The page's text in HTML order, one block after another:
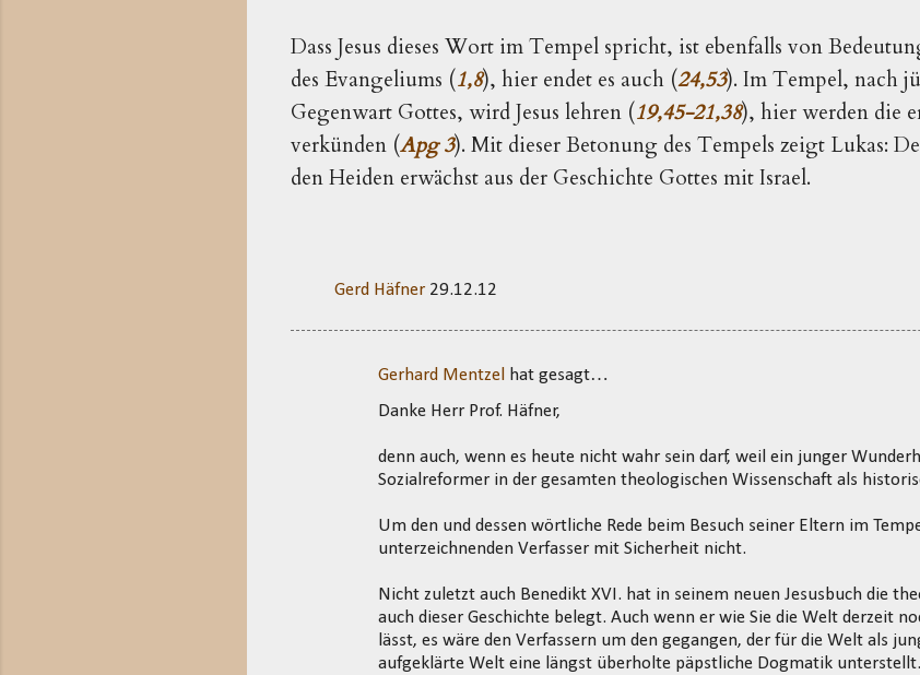
Dass Jesus dieses Wort im Tempel spricht, ist ebenfalls von
des Evangeliums (1,8), hier endet es auch (24,53). Im Tempel, nach
Gegenwart Gottes, wird Jesus lehren (19,45-21,38), hier werden die
verkünden (Apg 3). Mit dieser Betonung des Tempels zeigt Lukas:
den Heiden erwächst aus der Geschichte Gottes mit Israel.
Gerd Häfner 29.12.12
Gerhard Mentzel
hat gesagt…
Danke Herr Prof. Häfner,
denn auch, wenn es heute nicht wahr sein darf, weil ein junger
Sozialreformer in der gesamten theologischen Wissenschaft als
Um den und dessen wörtliche Rede beim Besuch seiner Eltern im
unterzeichnenden Verfasser mit Sicherheit nicht.
Nicht zuletzt auch Benedikt XVI. hat in seinem neuen Jesusbuch die
auch dieser Geschichte belegt. Auch wenn er wie Sie die Welt derzeit
lässt, es wäre den Verfassern um den gegangen, der für die Welt als
aufgeklärte Welt eine längst überholte päpstliche Dogmatik